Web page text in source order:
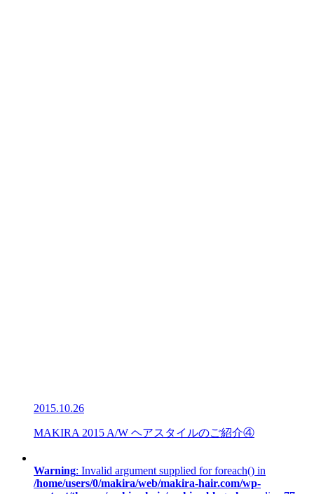
2015.10.26
MAKIRA 2015 A/W ヘアスタイルのご紹介④
Warning: Invalid argument supplied for foreach() in
/home/users/0/makira/web/makira-hair.com/wp-